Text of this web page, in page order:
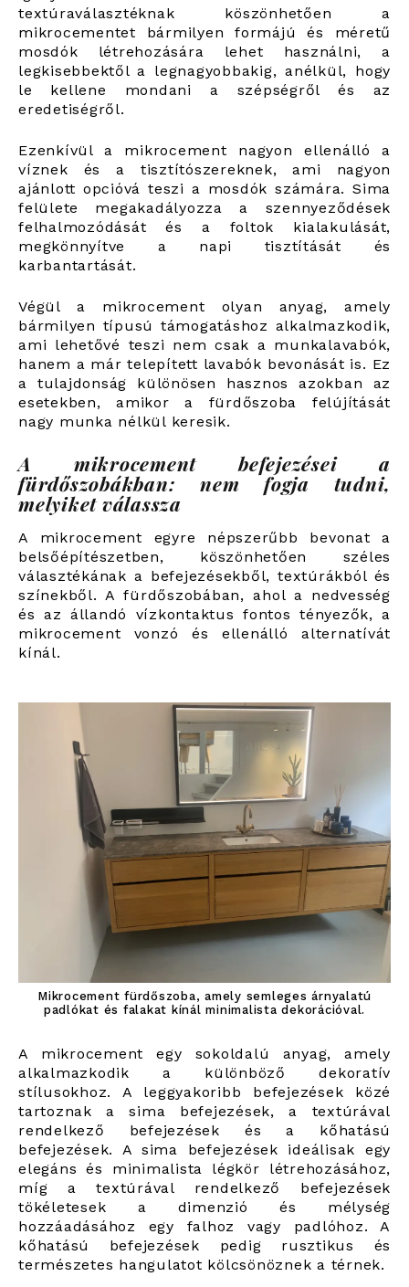
textúraválasztéknak köszönhetően a
mikrocementet bármilyen formájú és méretű
mosdók létrehozására lehet használni, a
legkisebbektől a legnagyobbakig, anélkül, hogy
le kellene mondani a szépségről és az
eredetiségről.
Ezenkívül a mikrocement nagyon ellenálló a
víznek és a tisztítószereknek, ami nagyon
ajánlott opcióvá teszi a mosdók számára. Sima
felülete megakadályozza a szennyeződések
felhalmozódását és a foltok kialakulását,
megkönnyítve a napi tisztítását és
karbantartását.
Végül a mikrocement olyan anyag, amely
bármilyen típusú támogatáshoz alkalmazkodik,
ami lehetővé teszi nem csak a munkalavabók,
hanem a már telepített lavabók bevonását is. Ez
a tulajdonság különösen hasznos azokban az
esetekben, amikor a fürdőszoba felújítását
nagy munka nélkül keresik.
A mikrocement befejezései a
fürdőszobákban: nem fogja tudni,
melyiket válassza
A mikrocement egyre népszerűbb bevonat a
belsőépítészetben, köszönhetően széles
választékának a befejezésekből, textúrákból és
színekből. A fürdőszobában, ahol a nedvesség
és az állandó vízkontaktus fontos tényezők, a
mikrocement vonzó és ellenálló alternatívát
kínál.
Mikrocement fürdőszoba, amely semleges árnyalatú
padlókat és falakat kínál minimalista dekorációval.
A mikrocement egy sokoldalú anyag, amely
alkalmazkodik a különböző dekoratív
stílusokhoz. A leggyakoribb befejezések közé
tartoznak a sima befejezések, a textúrával
rendelkező befejezések és a kőhatású
befejezések. A sima befejezések ideálisak egy
elegáns és minimalista légkör létrehozásához,
míg a textúrával rendelkező befejezések
tökéletesek a dimenzió és mélység
hozzáadásához egy falhoz vagy padlóhoz. A
kőhatású befejezések pedig rusztikus és
természetes hangulatot kölcsönöznek a térnek.